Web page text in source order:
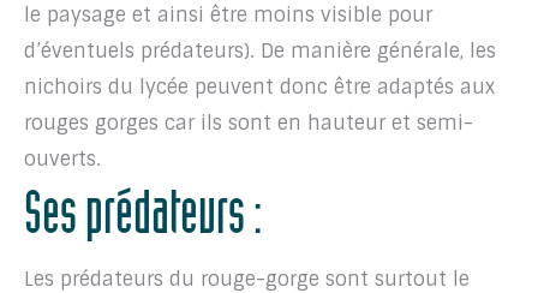
le paysage et ainsi être moins visible pour
d’éventuels prédateurs). De manière générale, les
nichoirs du lycée peuvent donc être adaptés aux
rouges gorges car ils sont en hauteur et semi-
ouverts.
Ses prédateurs :
Les prédateurs du rouge-gorge sont surtout le